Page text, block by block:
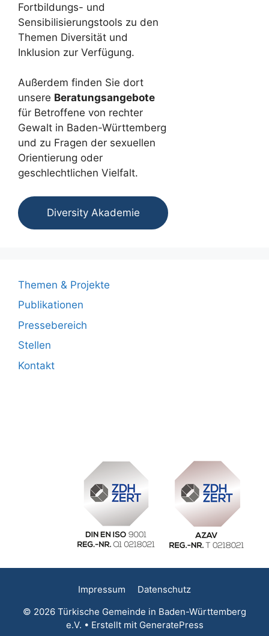
Fortbildungs- und
Sensibilisierungstools zu den
Themen Diversität und
Inklusion zur Verfügung.
Außerdem finden Sie dort
unsere Beratungsangebote
für Betroffene von rechter
Gewalt in Baden-Württemberg
und zu Fragen der sexuellen
Orientierung oder
geschlechtlichen Vielfalt.
Diversity Akademie
Themen & Projekte
Publikationen
Pressebereich
Stellen
Kontakt
Impressum
Datenschutz
© 2026 Türkische Gemeinde in Baden-Württemberg
e.V. • Erstellt mit GeneratePress